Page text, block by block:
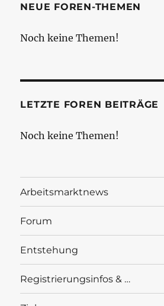
NEUE FOREN-THEMEN
Noch keine Themen!
LETZTE FOREN BEITRÄGE
Noch keine Themen!
Arbeitsmarktnews
Forum
Entstehung
Registrierungsinfos & …